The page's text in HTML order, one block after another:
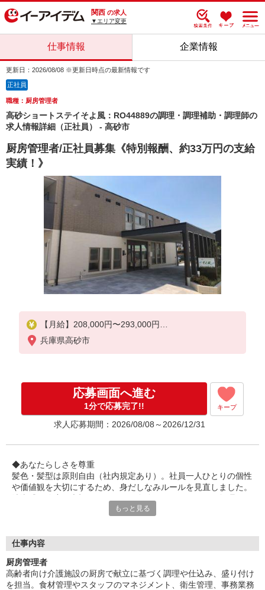
関西 の求人
▼エリア変更
仕事情報 企業情報
更新日：2026/08/08 ※更新日時点の最新情報です
正社員
職種：厨房管理者
高砂ショートステイそよ風：RO44889の調理・調理補助・調理師の
求人情報詳細（正社員） - 高砂市
厨房管理者/正社員募集《特別報酬、約33万円の支給
実績！》
【月給】208,000円〜293,000円
▼給与詳細
住宅手当：規定あり
精勤手当：8,000円
調整手当：0〜30,000円
通勤手当
年末年始手当：380円/時
賞与年2回（6月・12月）
特別報酬：平均33万円（最高額95.8万円）
兵庫県高砂市
応募画面へ進む
1分で応募完了!! キープ
求人応募期間：2026/08/08～2026/12/31
◆あなたらしさを尊重
髪色・髪型は原則自由（社内規定あり）。社員一人ひとりの個性
や価値観を大切にするため、身だしなみルールを見直しました。
働いた分の給与を給料日前に受け取れる「給与前払い制度」を導
生制度です。※入社翌月の第5営業日より利用可能
もっと見る
仕事内容
厨房管理者
高齢者向け介護施設の厨房で献立に基づく調理や仕込み、盛り付け
を担当。食材管理やスタッフのマネジメント、衛生管理、事務業務